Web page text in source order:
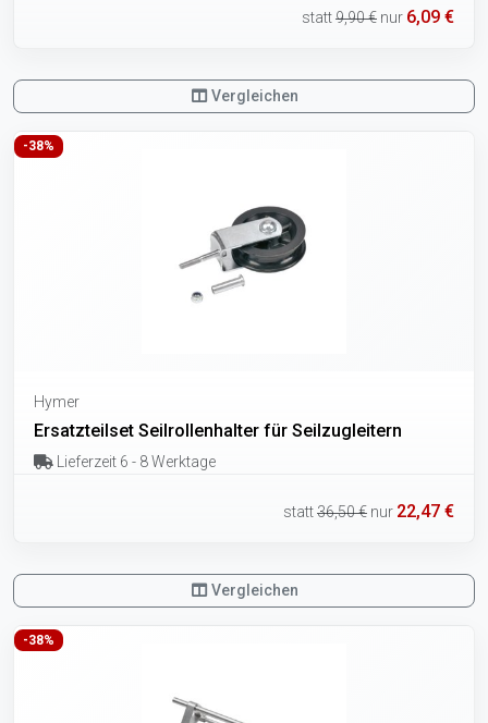
statt9,90 € nur 6,09 €
Vergleichen
-38%
Hymer
Ersatzteilset Seilrollenhalter für Seilzugleitern
Lieferzeit 6 - 8 Werktage
statt36,50 € nur 22,47 €
Vergleichen
-38%